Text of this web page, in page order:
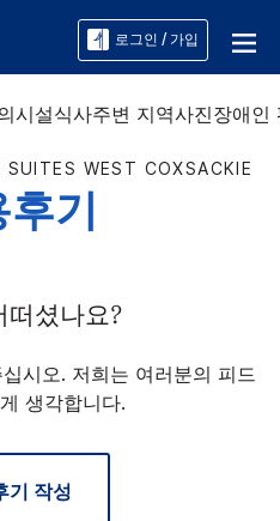
로그인 / 가입
시설식사주변 지역사진장애인
SUITES WEST COXSACKIE
기
떠셨나요?
시오. 저희는 여러분의 피드
생각합니다.
기 작성